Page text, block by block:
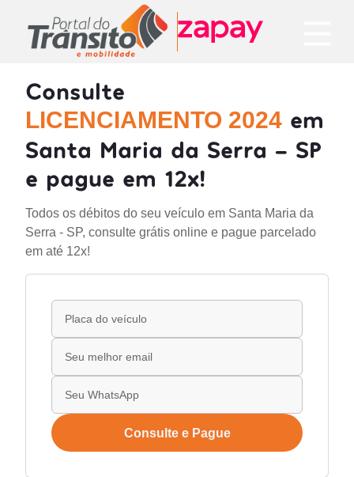
Consulte
LICENCIAMENTO 2024 em
Santa Maria da Serra - SP
e pague em 12x!
Todos os débitos do seu veículo em Santa Maria da
Serra - SP, consulte grátis online e pague parcelado
em até 12x!
Consulte e Pague